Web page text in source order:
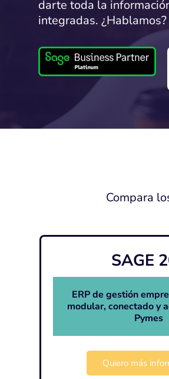
darte toda la
integradas. ¿Hablamos?
Compara
SAGE
ERP de gestión
modular, conectado y
Pymes
Quiero más